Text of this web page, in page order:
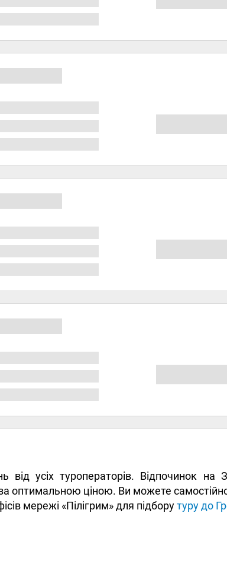
усіх туроператорів. Відпочинок на
оптимальною ціною. Ви можете
мережі «Пілігрим» для підборутуру до